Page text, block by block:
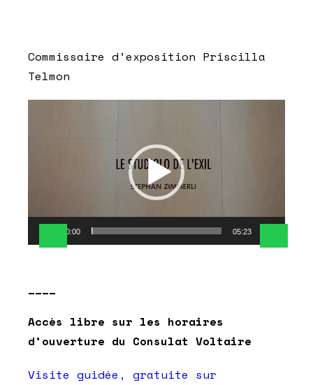
Commissaire d’exposition Priscilla
Telmon
00:00 05:23
Accès libre sur les horaires
d’ouverture du Consulat Voltaire
Visite guidée, gratuite sur